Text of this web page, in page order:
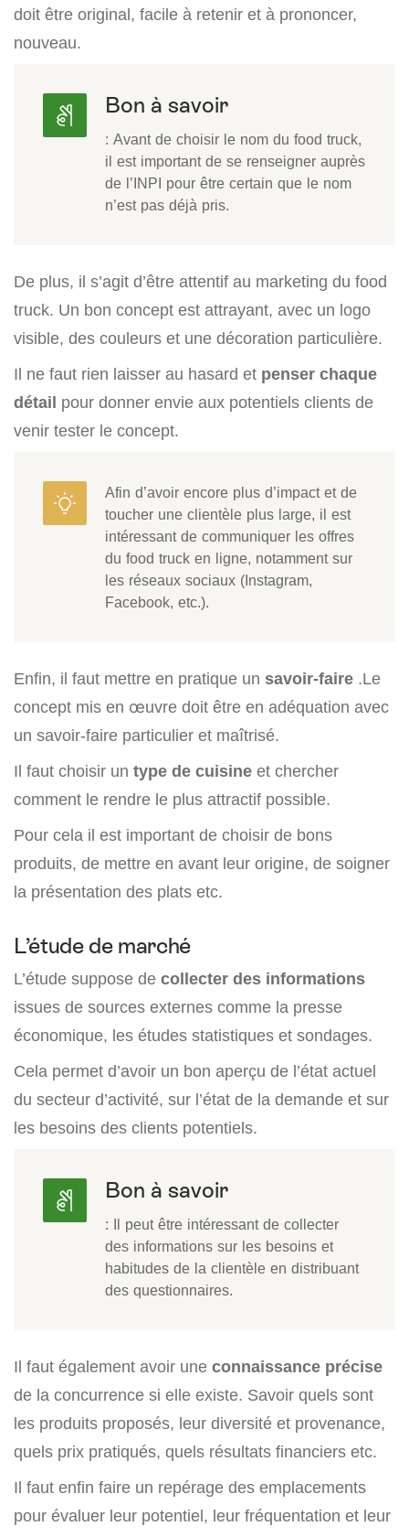
doit être original, facile à retenir et à prononcer,
nouveau.
Bon à savoir
: Avant de choisir le nom du food truck,
il est important de se renseigner auprès
de l’INPI pour être certain que le nom
n’est pas déjà pris.
De plus, il s’agit d’être attentif au marketing du food
truck. Un bon concept est attrayant, avec un logo
visible, des couleurs et une décoration particulière.
Il ne faut rien laisser au hasard et penser chaque
détail pour donner envie aux potentiels clients de
venir tester le concept.
Afin d’avoir encore plus d’impact et de
toucher une clientèle plus large, il est
intéressant de communiquer les offres
du food truck en ligne, notamment sur
les réseaux sociaux (Instagram,
Facebook, etc.).
Enfin, il faut mettre en pratique un savoir-faire .Le
concept mis en œuvre doit être en adéquation avec
un savoir-faire particulier et maîtrisé.
Il faut choisir un type de cuisine et chercher
comment le rendre le plus attractif possible.
Pour cela il est important de choisir de bons
produits, de mettre en avant leur origine, de soigner
la présentation des plats etc.
L’étude de marché
L’étude suppose de collecter des informations
issues de sources externes comme la presse
économique, les études statistiques et sondages.
Cela permet d’avoir un bon aperçu de l’état actuel
du secteur d’activité, sur l’état de la demande et sur
les besoins des clients potentiels.
Bon à savoir
: Il peut être intéressant de collecter
des informations sur les besoins et
habitudes de la clientèle en distribuant
des questionnaires.
Il faut également avoir une connaissance précise
de la concurrence si elle existe. Savoir quels sont
les produits proposés, leur diversité et provenance,
quels prix pratiqués, quels résultats financiers etc.
Il faut enfin faire un repérage des emplacements
pour évaluer leur potentiel, leur fréquentation et leur